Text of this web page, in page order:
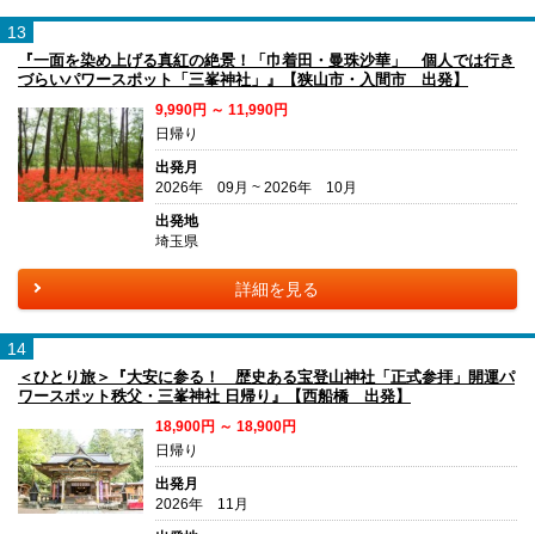
13
『一面を染め上げる真紅の絶景！「巾着田・曼珠沙華」 個人では行き
づらいパワースポット「三峯神社」』【狭山市・入間市 出発】
9,990円 ～ 11,990円
日帰り
出発月
2026年 09月 ~ 2026年 10月
出発地
埼玉県
詳細を見る
14
＜ひとり旅＞『大安に参る！ 歴史ある宝登山神社「正式参拝」開運パ
ワースポット秩父・三峯神社 日帰り』【西船橋 出発】
18,900円 ～ 18,900円
日帰り
出発月
2026年 11月